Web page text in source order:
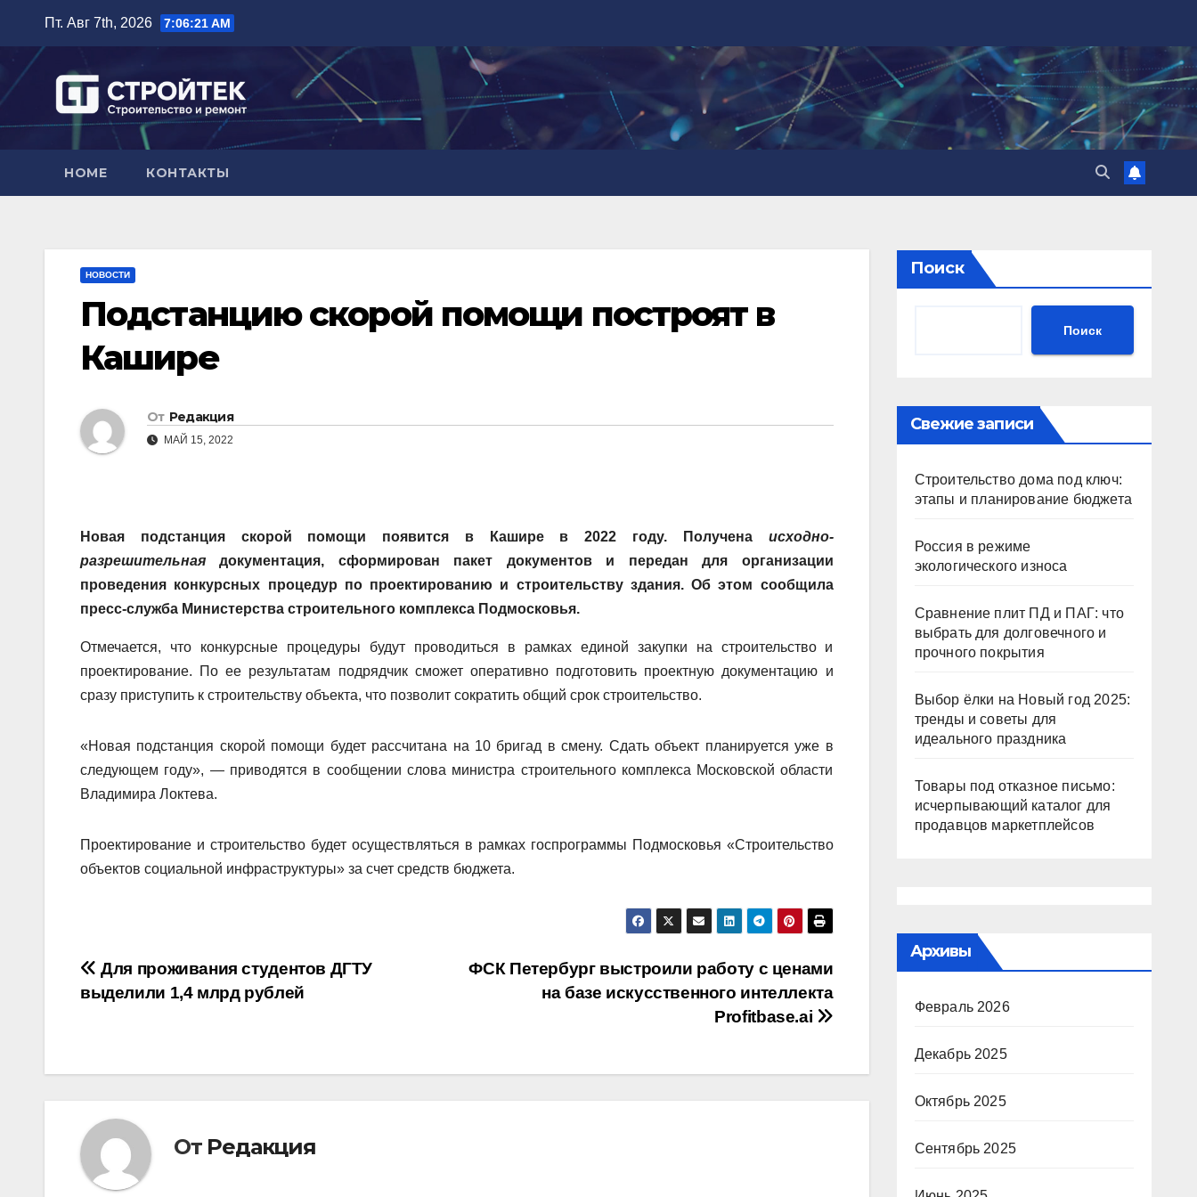
содержимому
Пт. Авг 7th, 2026 7:06:22 AM
HOME КОНТАКТЫ
НОВОСТИ
Подстанцию скорой помощи построят в
Кашире
От Редакция
МАЙ 15, 2022
Новая подстанция скорой помощи появится в Кашире в 2022 году. Получена исходно-
разрешительная документация, сформирован пакет документов и передан для организации
проведения конкурсных процедур по проектированию и строительству здания. Об этом сообщила
пресс-служба Министерства строительного комплекса Подмосковья.
Отмечается, что конкурсные процедуры будут проводиться в рамках единой закупки на строительство и
проектирование. По ее результатам подрядчик сможет оперативно подготовить проектную документацию и
сразу приступить к строительству объекта, что позволит сократить общий срок строительство.
«Новая подстанция скорой помощи будет рассчитана на 10 бригад в смену. Сдать объект планируется уже в
следующем году», — приводятся в сообщении слова министра строительного комплекса Московской области
Владимира Локтева.
Проектирование и строительство будет осуществляться в рамках госпрограммы Подмосковья «Строительство
объектов социальной инфраструктуры» за счет средств бюджета.
Навигация
по
ФСК Петербург выстроили работу с ценами
на базе искусственного интеллекта
Profitbase.ai
Для проживания студентов ДГТУ
выделили 1,4 млрд рублей
От Редакция
Поиск
Поиск
Свежие записи
Строительство дома под ключ:
этапы и планирование бюджета
Россия в режиме
экологического износа
Сравнение плит ПД и ПАГ: что
выбрать для долговечного и
прочного покрытия
Выбор ёлки на Новый год 2025:
тренды и советы для
идеального праздника
Товары под отказное письмо:
исчерпывающий каталог для
продавцов маркетплейсов
Архивы
Февраль 2026
Декабрь 2025
Октябрь 2025
Сентябрь 2025